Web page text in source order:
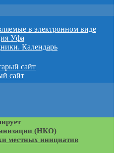
в электронном виде
Уфа
Календарь
сайт
сайт
(НКО)
местных инициатив